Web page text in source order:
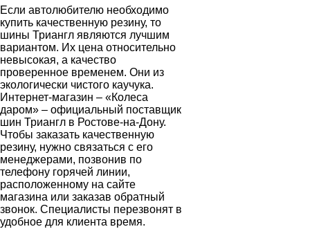
Если автолюбителю необходимо
купить качественную резину, то
шины Триангл являются лучшим
вариантом. Их цена относительно
невысокая, а качество
проверенное временем. Они из
экологически чистого каучука.
Интернет-магазин – «Колеса
даром» – официальный поставщик
шин Триангл в Ростове-на-Дону.
Чтобы заказать качественную
резину, нужно связаться с его
менеджерами, позвонив по
телефону горячей линии,
расположенному на сайте
магазина или заказав обратный
звонок. Специалисты перезвонят в
удобное для клиента время.